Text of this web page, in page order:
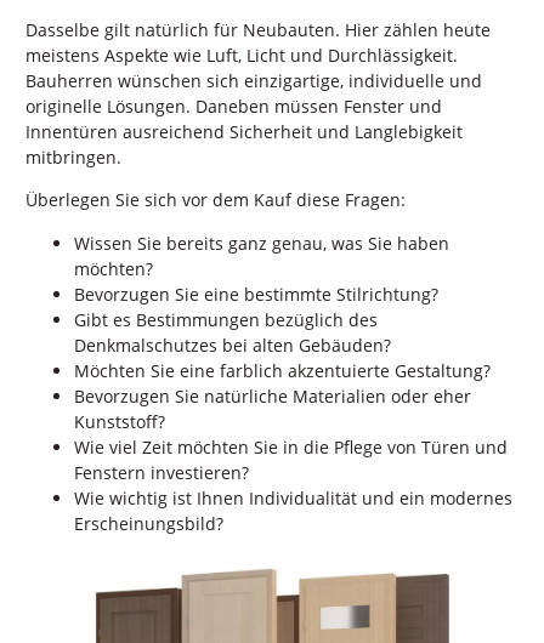
Dasselbe gilt natürlich für Neubauten. Hier zählen heute
meistens Aspekte wie Luft, Licht und Durchlässigkeit.
Bauherren wünschen sich einzigartige, individuelle und
originelle Lösungen. Daneben müssen Fenster und
Innentüren ausreichend Sicherheit und Langlebigkeit
mitbringen.
Überlegen Sie sich vor dem Kauf diese Fragen:
Wissen Sie bereits ganz genau, was Sie haben
möchten?
Bevorzugen Sie eine bestimmte Stilrichtung?
Gibt es Bestimmungen bezüglich des
Denkmalschutzes bei alten Gebäuden?
Möchten Sie eine farblich akzentuierte Gestaltung?
Bevorzugen Sie natürliche Materialien oder eher
Kunststoff?
Wie viel Zeit möchten Sie in die Pflege von Türen und
Fenstern investieren?
Wie wichtig ist Ihnen Individualität und ein modernes
Erscheinungsbild?